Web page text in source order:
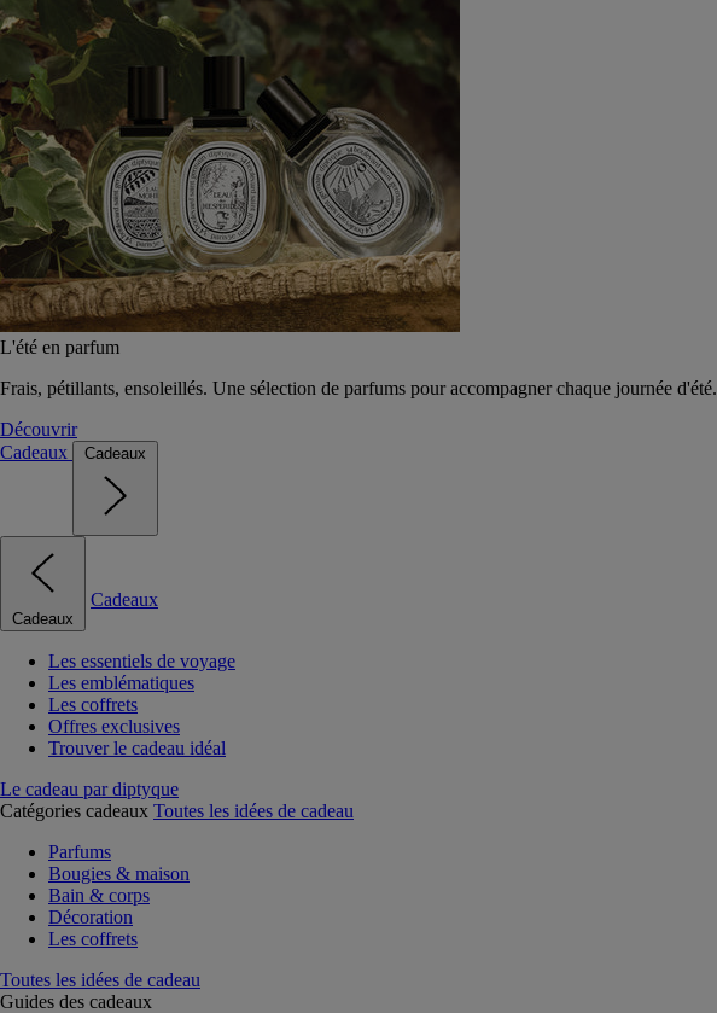
L'été en parfum
Frais, pétillants, ensoleillés. Une sélection de parfums pour accompagner chaque journée d'été.
Découvrir
Cadeaux
Cadeaux
Cadeaux
Cadeaux
Les essentiels de voyage
Les emblématiques
Les coffrets
Offres exclusives
Trouver le cadeau idéal
Le cadeau par diptyque
Catégories cadeaux Toutes les idées de cadeau
Parfums
Bougies & maison
Bain & corps
Décoration
Les coffrets
Toutes les idées de cadeau
Guides des cadeaux